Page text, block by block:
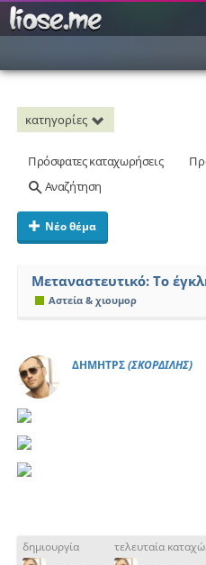
κατηγορίες
Πρόσφατες καταχωρήσεις
Αναζήτηση
Νέο θέμα
Μεταναστευτικό: Το
Αστεία & χιουμορ
ΔΗΜΗΤΡΣ(ΣΚΟΡΔΙΛΗΣ)
δημιουργία τελευταία